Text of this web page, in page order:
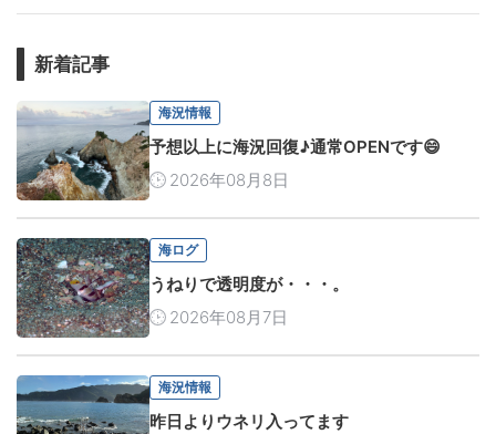
新着記事
海況情報
予想以上に海況回復♪通常OPENです😄
2026年08月8日
海ログ
うねりで透明度が・・・。
2026年08月7日
海況情報
昨日よりウネリ入ってます